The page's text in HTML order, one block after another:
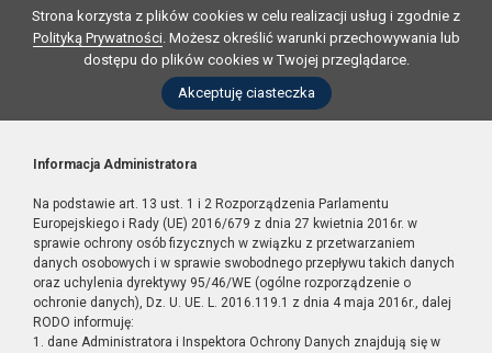
Strona korzysta z plików cookies w celu realizacji usług i zgodnie z
Polityką Prywatności. Możesz określić warunki przechowywania lub
dostępu do plików cookies w Twojej przeglądarce.
Akceptuję ciasteczka
Informacja Administratora
Na podstawie art. 13 ust. 1 i 2 Rozporządzenia Parlamentu
Europejskiego i Rady (UE) 2016/679 z dnia 27 kwietnia 2016r. w
sprawie ochrony osób fizycznych w związku z przetwarzaniem
danych osobowych i w sprawie swobodnego przepływu takich danych
oraz uchylenia dyrektywy 95/46/WE (ogólne rozporządzenie o
ochronie danych), Dz. U. UE. L. 2016.119.1 z dnia 4 maja 2016r., dalej
RODO informuję:
1. dane Administratora i Inspektora Ochrony Danych znajdują się w